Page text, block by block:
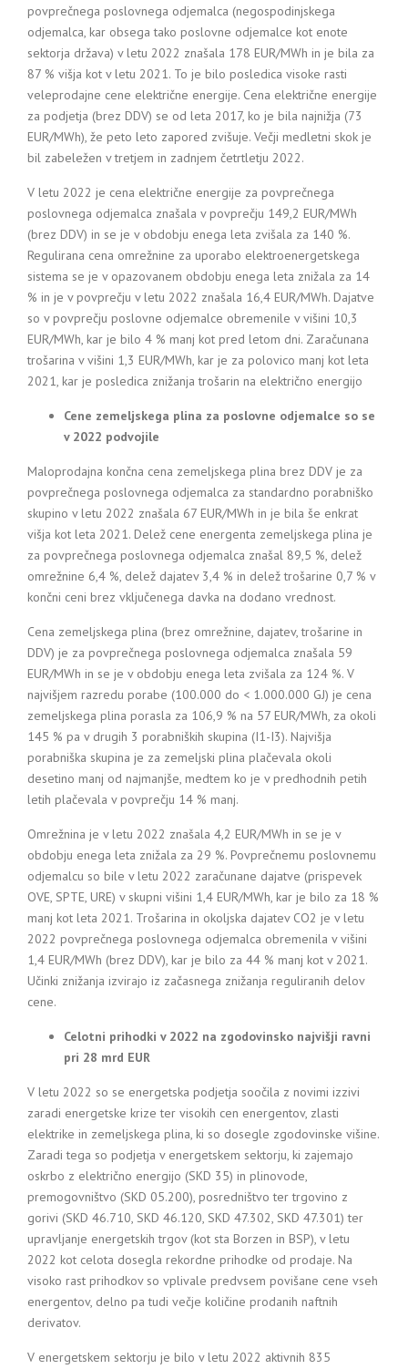
povprečnega poslovnega odjemalca (negospodinjskega
odjemalca, kar obsega tako poslovne odjemalce kot enote
sektorja država) v letu 2022 znašala 178 EUR/MWh in je bila za
87 % višja kot v letu 2021. To je bilo posledica visoke rasti
veleprodajne cene električne energije. Cena električne energije
za podjetja (brez DDV) se od leta 2017, ko je bila najnižja (73
EUR/MWh), že peto leto zapored zvišuje. Večji medletni skok je
bil zabeležen v tretjem in zadnjem četrtletju 2022.
V letu 2022 je cena električne energije za povprečnega
poslovnega odjemalca znašala v povprečju 149,2 EUR/MWh
(brez DDV) in se je v obdobju enega leta zvišala za 140 %.
Regulirana cena omrežnine za uporabo elektroenergetskega
sistema se je v opazovanem obdobju enega leta znižala za 14
% in je v povprečju v letu 2022 znašala 16,4 EUR/MWh. Dajatve
so v povprečju poslovne odjemalce obremenile v višini 10,3
EUR/MWh, kar je bilo 4 % manj kot pred letom dni. Zaračunana
trošarina v višini 1,3 EUR/MWh, kar je za polovico manj kot leta
2021, kar je posledica znižanja trošarin na električno energijo
Cene zemeljskega plina za poslovne odjemalce so se
v 2022 podvojile
Maloprodajna končna cena zemeljskega plina brez DDV je za
povprečnega poslovnega odjemalca za standardno porabniško
skupino v letu 2022 znašala 67 EUR/MWh in je bila še enkrat
višja kot leta 2021. Delež cene energenta zemeljskega plina je
za povprečnega poslovnega odjemalca znašal 89,5 %, delež
omrežnine 6,4 %, delež dajatev 3,4 % in delež trošarine 0,7 % v
končni ceni brez vključenega davka na dodano vrednost.
Cena zemeljskega plina (brez omrežnine, dajatev, trošarine in
DDV) je za povprečnega poslovnega odjemalca znašala 59
EUR/MWh in se je v obdobju enega leta zvišala za 124 %. V
najvišjem razredu porabe (100.000 do < 1.000.000 GJ) je cena
zemeljskega plina porasla za 106,9 % na 57 EUR/MWh, za okoli
145 % pa v drugih 3 porabniških skupina (I1-I3). Najvišja
porabniška skupina je za zemeljski plina plačevala okoli
desetino manj od najmanjše, medtem ko je v predhodnih petih
letih plačevala v povprečju 14 % manj.
Omrežnina je v letu 2022 znašala 4,2 EUR/MWh in se je v
obdobju enega leta znižala za 29 %. Povprečnemu poslovnemu
odjemalcu so bile v letu 2022 zaračunane dajatve (prispevek
OVE, SPTE, URE) v skupni višini 1,4 EUR/MWh, kar je bilo za 18 %
manj kot leta 2021. Trošarina in okoljska dajatev CO2 je v letu
2022 povprečnega poslovnega odjemalca obremenila v višini
1,4 EUR/MWh (brez DDV), kar je bilo za 44 % manj kot v 2021.
Učinki znižanja izvirajo iz začasnega znižanja reguliranih delov
cene.
Celotni prihodki v 2022 na zgodovinsko najvišji ravni
pri 28 mrd EUR
V letu 2022 so se energetska podjetja soočila z novimi izzivi
zaradi energetske krize ter visokih cen energentov, zlasti
elektrike in zemeljskega plina, ki so dosegle zgodovinske višine.
Zaradi tega so podjetja v energetskem sektorju, ki zajemajo
oskrbo z električno energijo (SKD 35) in plinovode,
premogovništvo (SKD 05.200), posredništvo ter trgovino z
gorivi (SKD 46.710, SKD 46.120, SKD 47.302, SKD 47.301) ter
upravljanje energetskih trgov (kot sta Borzen in BSP), v letu
2022 kot celota dosegla rekordne prihodke od prodaje. Na
visoko rast prihodkov so vplivale predvsem povišane cene vseh
energentov, delno pa tudi večje količine prodanih naftnih
derivatov.
V energetskem sektorju je bilo v letu 2022 aktivnih 835